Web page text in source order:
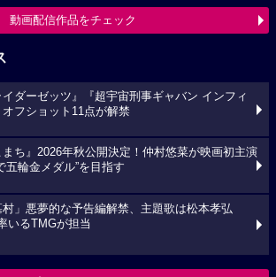
動画配信作品をチェック
イダーゼッツ』『超宇宙刑事ギャバン インフィ
オフショット11点が解禁
まち』2026年秋公開決定！仲村悠菜が映画初主演
五輪金メダル”を目指す
村」悪夢的な予告編解禁、主題歌は松本孝弘
いるTMGが担当